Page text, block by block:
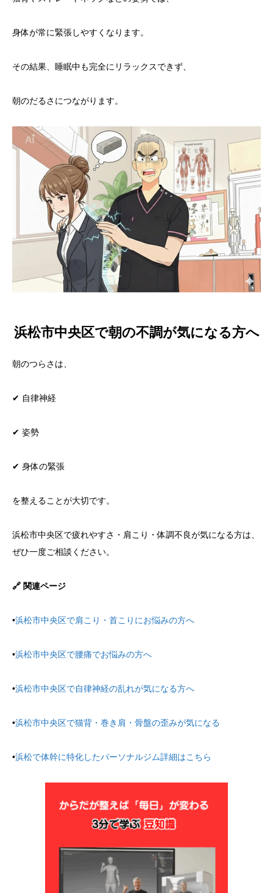
身体が常に緊張しやすくなります。
その結果、睡眠中も完全にリラックスできず、
朝のだるさにつながります。
浜松市中央区で朝の不調が気になる方へ
朝のつらさは、
✔ 自律神経
✔ 姿勢
✔ 身体の緊張
を整えることが大切です。
浜松市中央区で疲れやすさ・肩こり・体調不良が気になる方は、
ぜひ一度ご相談ください。
🔗 関連ページ
•浜松市中央区で肩こり・首こりにお悩みの方へ
•浜松市中央区で腰痛でお悩みの方へ
•浜松市中央区で自律神経の乱れが気になる方へ
•浜松市中央区で猫背・巻き肩・骨盤の歪みが気になる
•浜松で体幹に特化したパーソナルジム詳細はこちら